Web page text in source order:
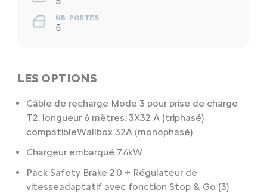
NB. PORTES
5
LES OPTIONS
Câble de recharge Mode 3 pour prise de charge
T2. longueur 6 mètres. 3X32 A (triphasé)
compatibleWallbox 32A (monophasé)
Chargeur embarqué 7.4kW
Pack Safety Brake 2.0 + Régulateur de
vitesseadaptatif avec fonction Stop & Go (3)